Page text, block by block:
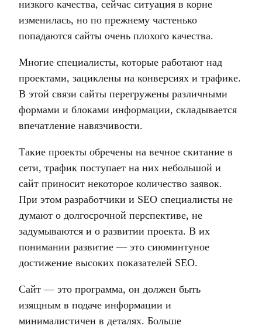
низкого качества, сейчас ситуация в корне
изменилась, но по прежнему частенько
попадаются сайты очень плохого качества.
Многие специалисты, которые работают над
проектами, зациклены на конверсиях и трафике.
В этой связи сайты перегружены различными
формами и блоками информации, складывается
впечатление навязчивости.
Такие проекты обречены на вечное скитание в
сети, трафик поступает на них небольшой и
сайт приносит некоторое количество заявок.
При этом разработчики и SEO специалисты не
думают о долгосрочной перспективе, не
задумываются и о развитии проекта. В их
понимании развитие — это сиюминтуное
достижение высоких показателей SEO.
Сайт — это программа, он должен быть
изящным в подаче информации и
минималистичен в деталях. Больше